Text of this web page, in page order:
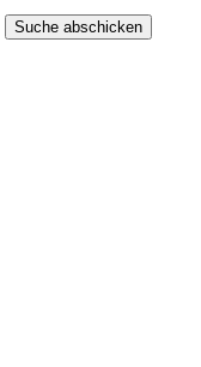
Suche abschicken